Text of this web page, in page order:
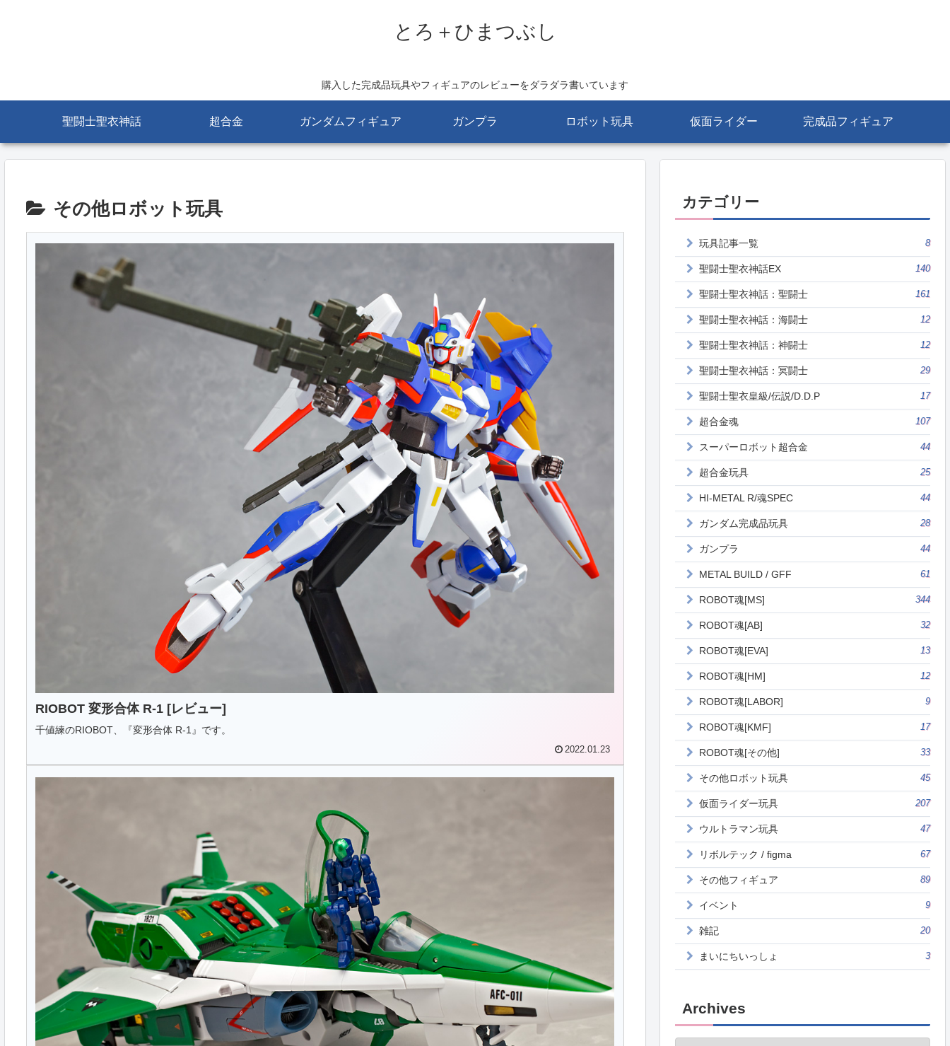
とろ＋ひまつぶし
購入した完成品玩具やフィギュアのレビューをダラダラ書いています
聖闘士聖衣神話 超合金 ガンダムフィギュア ガンプラ ロボット玩具 仮面ライダー 完成品フィギュア
その他ロボット玩具
RIOBOT 変形合体 R-1 [レビュー]
千値練のRIOBOT、『変形合体 R-1』です。
2022.01.23
カテゴリー
玩具記事一覧 8
聖闘士聖衣神話EX 140
聖闘士聖衣神話：聖闘士 161
聖闘士聖衣神話：海闘士 12
聖闘士聖衣神話：神闘士 12
聖闘士聖衣神話：冥闘士 29
聖闘士聖衣皇級/伝説/D.D.P 17
超合金魂 107
スーパーロボット超合金 44
超合金玩具 25
HI-METAL R/魂SPEC 44
ガンダム完成品玩具 28
ガンプラ 44
METAL BUILD / GFF 61
ROBOT魂[MS] 344
ROBOT魂[AB] 32
ROBOT魂[EVA] 13
ROBOT魂[HM] 12
ROBOT魂[LABOR] 9
ROBOT魂[KMF] 17
ROBOT魂[その他] 33
その他ロボット玩具 45
仮面ライダー玩具 207
ウルトラマン玩具 47
リボルテック / figma 67
その他フィギュア 89
イベント 9
雑記 20
まいにちいっしょ 3
Archives